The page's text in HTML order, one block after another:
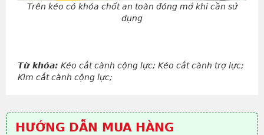
Trên kéo có khóa chốt an toàn đóng mở khi cần sử
dụng
Từ khóa: Kéo cắt cành cộng lực; Kéo cắt cành trợ lực;
Kìm cắt cành cộng lực;
HƯỚNG DẪN MUA HÀNG